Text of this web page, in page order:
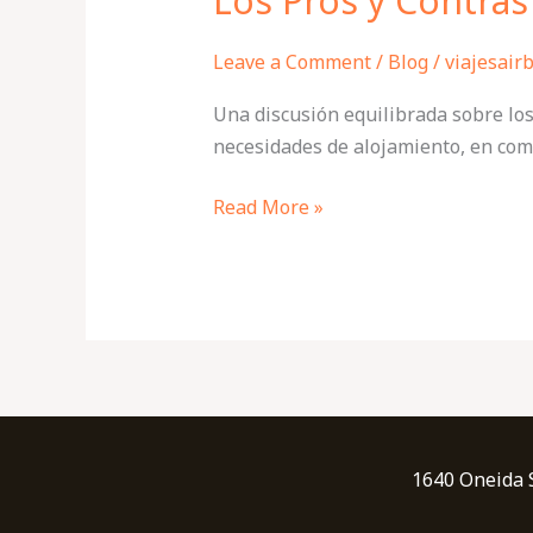
Leave a Comment/ Blog/
Una discusión equilibrada sobre
necesidades de alojamiento, en
Read More »
1640 Oneida